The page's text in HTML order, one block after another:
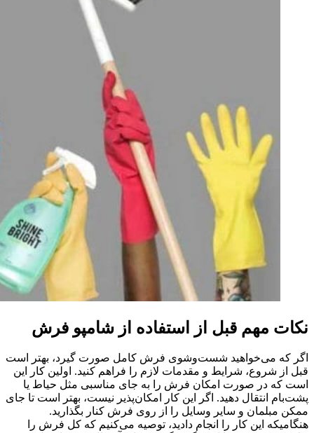
نکات مهم قبل از استفاده از شامپو فرش
اگر که می‌خواهید شست‌و‌شوی فرش کامل صورت گیرد، بهتر است
قبل از شروع، شرایط و مقدمات لازم را فراهم کنید. اولین کار این
است که در صورت امکان فرش را به جای مناسبی مثل حیاط یا
پشت‌بام انتقال دهید. اگر این کار امکان‌پذیر نیست، بهتر است تا جای
ممکن مبلمان و سایر وسایل را از روی فرش کنار بگذارید.
هنگامیکه این کار را انجام دادید، توصیه می‌کنیم که کل فرش را